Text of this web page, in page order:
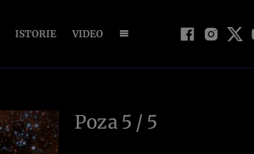
ISTORIE VIDEO
Poza 5 / 5